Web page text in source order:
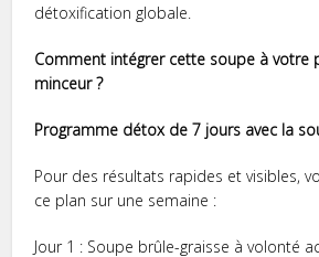
détoxification globale.
Comment intégrer cette soupe à votre
minceur ?
Programme détox de 7 jours avec la
Pour des résultats rapides et visibles,
ce plan sur une semaine :
Jour 1 : Soupe brûle-graisse à volonté